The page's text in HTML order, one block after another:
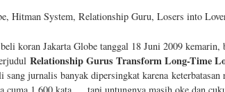
koran Jakarta Globe tanggal 18 Juni 2009
Relationship Gurus Transform Long-Time
sang jurnalis banyak dipersingkat karena